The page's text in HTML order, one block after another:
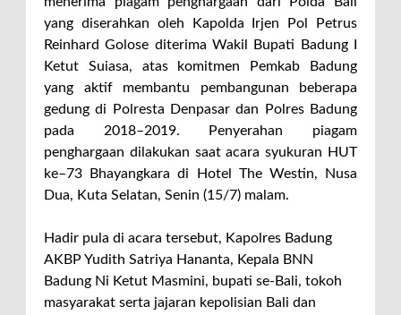
yang diserahkan oleh Kapolda Irjen Pol Petrus
Reinhard Golose diterima Wakil Bupati Badung I
Ketut Suiasa, atas komitmen Pemkab Badung
yang aktif membantu pembangunan beberapa
gedung di Polresta Denpasar dan Polres Badung
pada 2018–2019. Penyerahan piagam
penghargaan dilakukan saat acara syukuran HUT
ke–73 Bhayangkara di Hotel The Westin, Nusa
Dua, Kuta Selatan, Senin (15/7) malam.
Hadir pula di acara tersebut, Kapolres Badung
AKBP Yudith Satriya Hananta, Kepala BNN
Badung Ni Ketut Masmini, bupati se-Bali, tokoh
masyarakat serta jajaran kepolisian Bali dan